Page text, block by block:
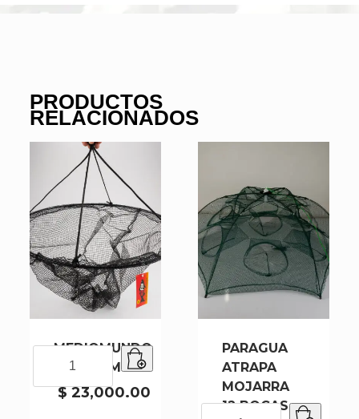
PRODUCTOS
RELACIONADOS
MEDIOMUNDO
N75 75CM
$23,000.00
MEDIOMUNDO
75CM
PARAGUA
ATRAPA
MOJARRA
12 BOCAS